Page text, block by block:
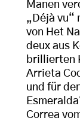
Manen
„Déjà vu“
von Het
deux aus
brillierten
Arrieta
und für
Correa